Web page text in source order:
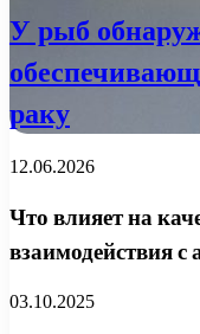
У рыб
раку
12.06.2026
Что влияет на
взаимодействия с
03.10.2025